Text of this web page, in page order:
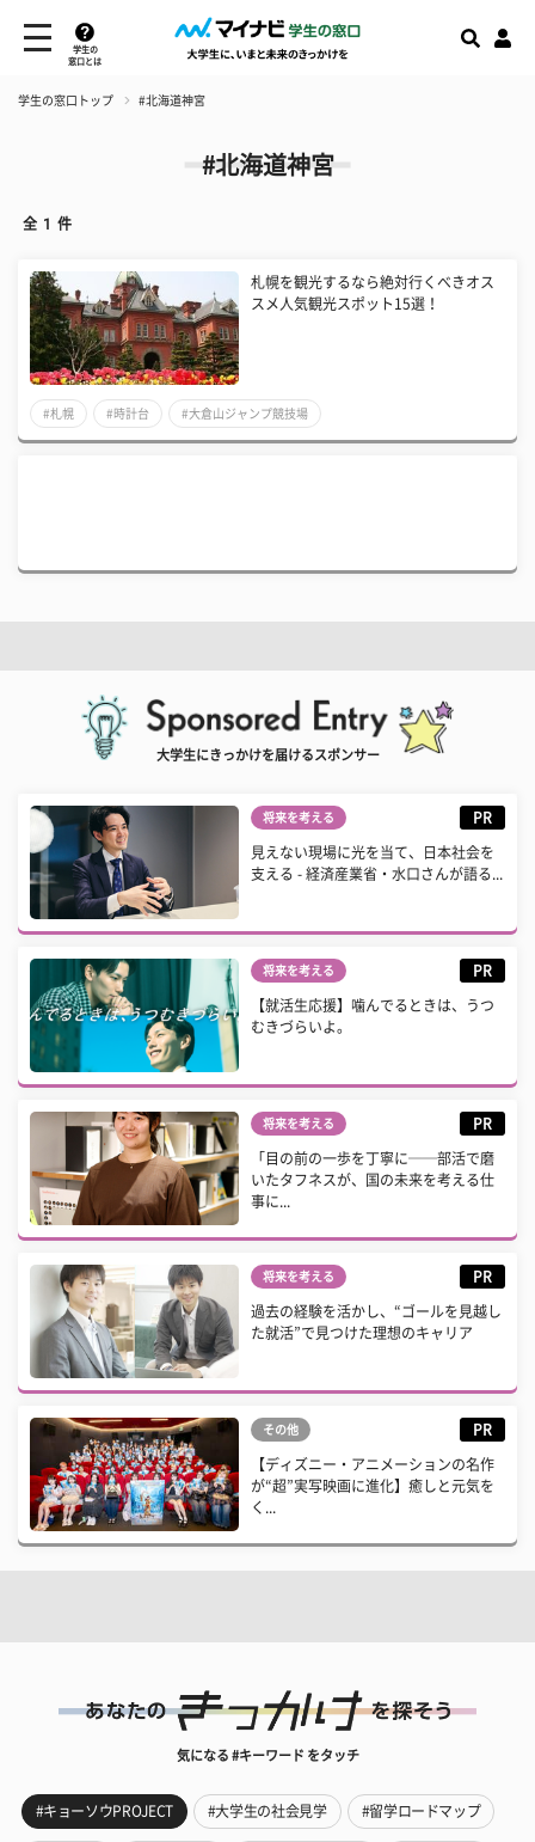
学生の
窓口とは
学生の窓口トップ #北海道神宮
#北海道神宮
全 1 件
札幌を観光するなら絶対行くべきオス
スメ人気観光スポット15選！
#札幌 #時計台 #大倉山ジャンプ競技場
大学生にきっかけを届けるスポンサー
将来を考える PR
見えない現場に光を当て、日本社会を
支える - 経済産業省・水口さんが語る...
将来を考える PR
【就活生応援】噛んでるときは、うつ
むきづらいよ。
将来を考える PR
「目の前の一歩を丁寧に──部活で磨
いたタフネスが、国の未来を考える仕
事に...
将来を考える PR
過去の経験を活かし、“ゴールを見越し
た就活”で見つけた理想のキャリア
その他 PR
【ディズニー・アニメーションの名作
が“超”実写映画に進化】癒しと元気を
く...
気になる #キーワード をタッチ
#キョーソウPROJECT #大学生の社会見学 #留学ロードマップ